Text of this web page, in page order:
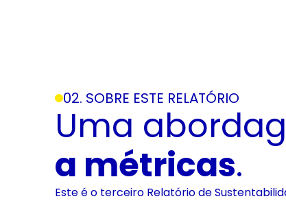
02. SOBRE ESTE RELATÓRIO
Uma
a métricas.
Este é o terceiro Relatório de